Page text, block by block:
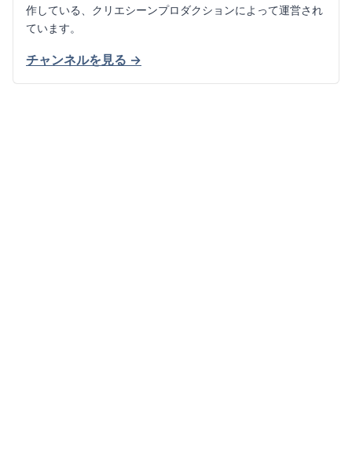
作している、クリエシーンプロダクションによって運営され
ています。
チャンネルを見る →